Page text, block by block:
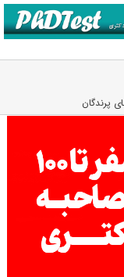
ﭘﺮﻧﺪﮔﺎن